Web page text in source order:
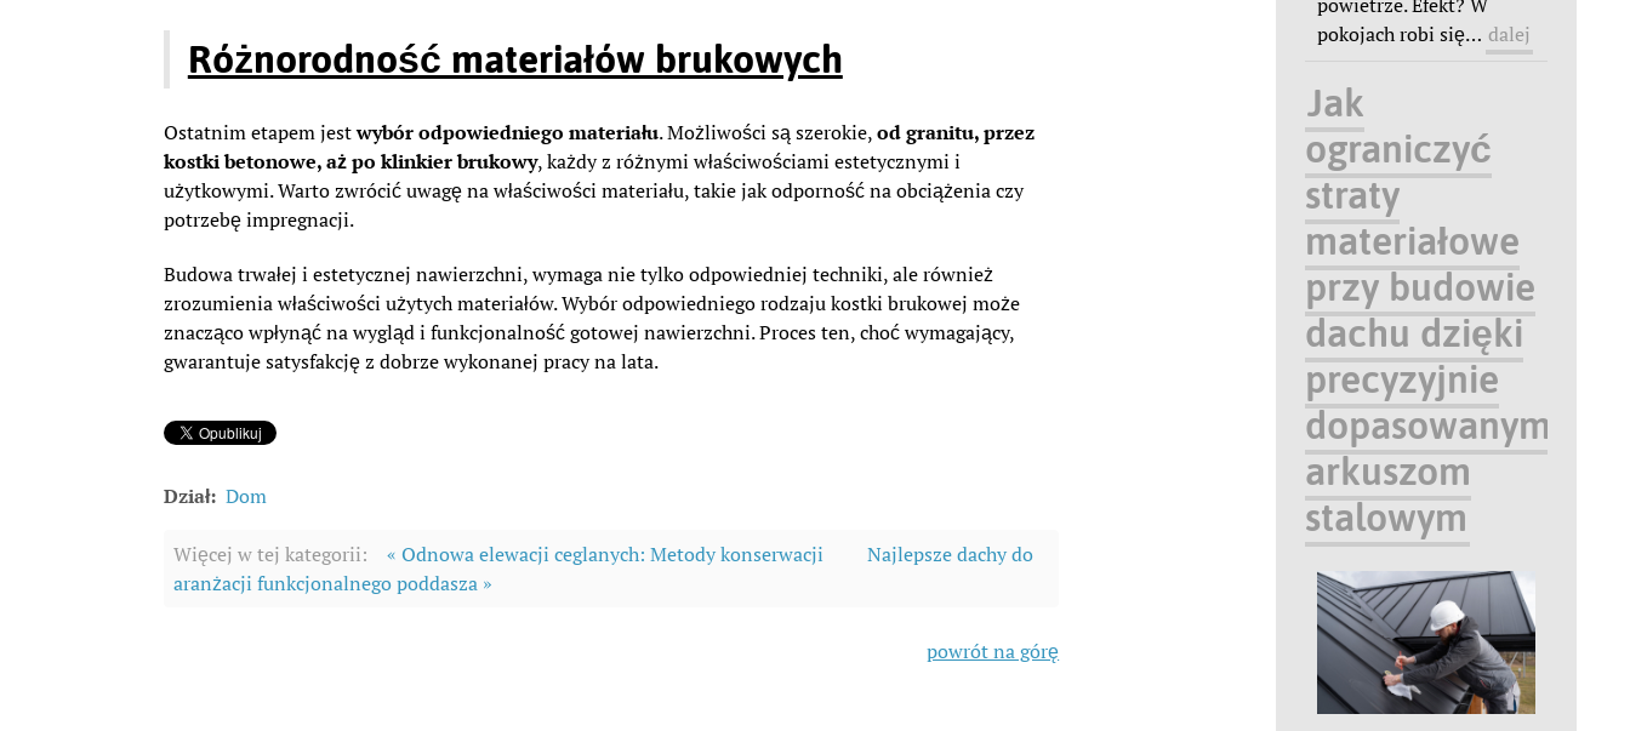
Różnorodność materiałów brukowych
Ostatnim etapem jestwybór odpowiedniego materiału. Możliwości są szerokie,od granitu, przez
kostki betonowe, aż po klinkier brukowy, każdy z różnymi właściwościami estetycznymi i
użytkowymi. Warto zwrócić uwagę na właściwości materiału, takie jak odporność na obciążenia czy
potrzebę impregnacji.
Budowa trwałej i estetycznej nawierzchni, wymaga nie tylko odpowiedniej techniki, ale również
zrozumienia właściwości użytych materiałów. Wybór odpowiedniego rodzaju kostki brukowej może
znacząco wpłynąć na wygląd i funkcjonalność gotowej nawierzchni. Proces ten, choć wymagający,
gwarantuje satysfakcję z dobrze wykonanej pracy na lata.
Dział: Dom
Więcej w tej kategorii: « Odnowa elewacji ceglanych: Metody konserwacji
Najlepsze dachy do
aranżacji funkcjonalnego poddasza »
powrót na górę
pokojach robi się… dalej
Jak
ograniczyć
straty
materiałowe
przy budowie
dachu dzięki
precyzyjnie
dopasowanym
arkuszom
stalowym